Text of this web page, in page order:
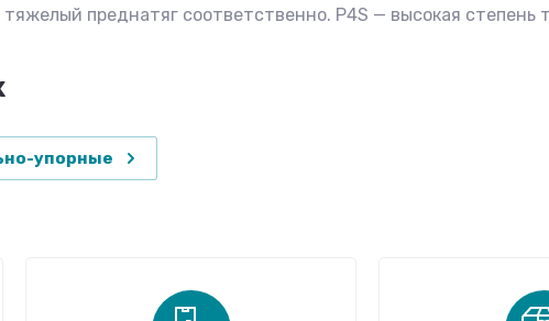
тяжелый преднатяг соответственно. P4S — высокая степень
упорные